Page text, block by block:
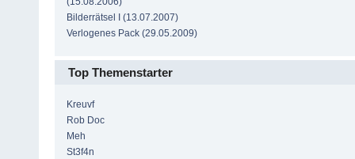
Bilderrätsel I (13.07.2007)
Verlogenes Pack (29.05.2009)
Top Themenstarter
Kreuvf
Rob Doc
Meh
St3f4n